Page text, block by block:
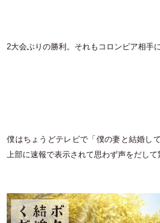
2大会ぶりの勝利。それもコロンビア相手
僕はちょうどテレビで「僕の妻と結婚し
上部に速報で表示されて思わず声をだして